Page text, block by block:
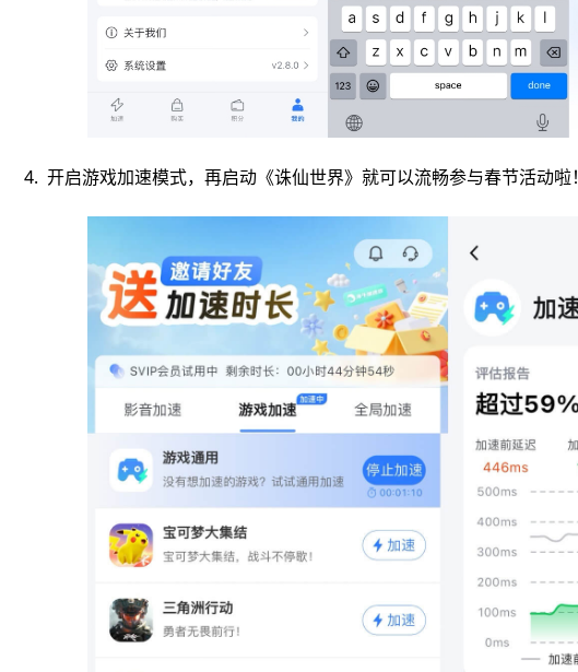
4. 开启游戏加速模式，再启动《诛仙世界》就可以流畅参与春节活动啦！